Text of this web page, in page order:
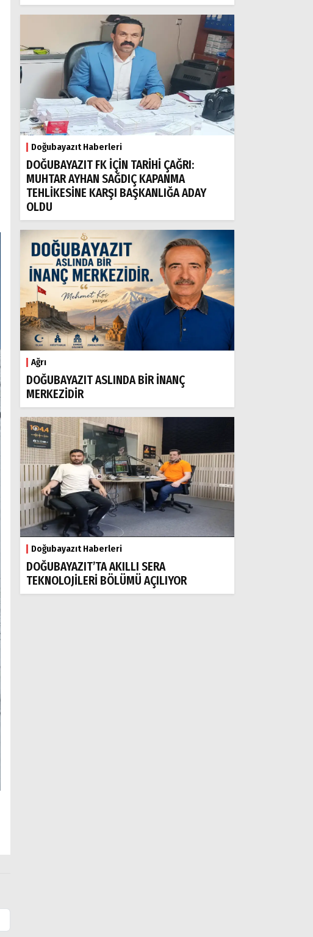
Doğubayazıt Haberleri
DOĞUBAYAZIT FK İÇİN TARİHİ ÇAĞRI:
MUHTAR AYHAN SAĞDIÇ KAPANMA
TEHLİKESİNE KARŞI BAŞKANLIĞA ADAY
OLDU
Ağrı
DOĞUBAYAZIT ASLINDA BİR İNANÇ
MERKEZİDİR
Doğubayazıt Haberleri
DOĞUBAYAZIT’TA AKILLI SERA
TEKNOLOJİLERİ BÖLÜMÜ AÇILIYOR